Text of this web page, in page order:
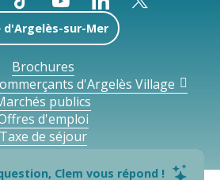
Clem vous répond !
d'Argelès-sur-Mer
Brochures
d'Argelès Village
publics
d'emploi
Taxe de séjour